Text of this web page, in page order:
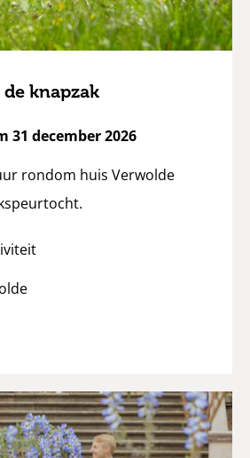
knapzak
31 december 2026
rondom huis Verwolde